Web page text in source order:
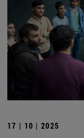
17 | 10 | 2025